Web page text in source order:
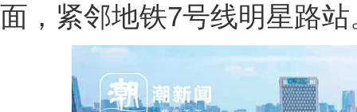
面，紧邻地铁7号线明星路站